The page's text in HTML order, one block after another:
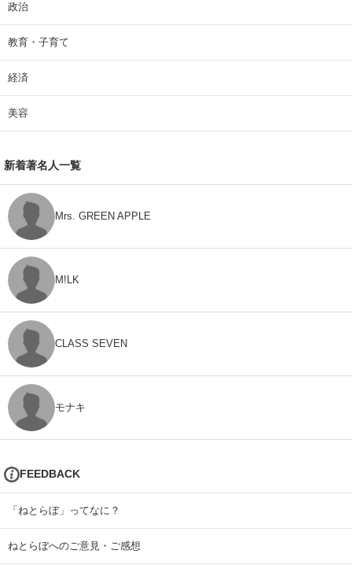
政治
教育・子育て
経済
美容
新着著名人一覧
Mrs. GREEN APPLE
M!LK
CLASS SEVEN
モナキ
FEEDBACK
「ねとらぼ」ってなに？
ねとらぼへのご意見・ご感想